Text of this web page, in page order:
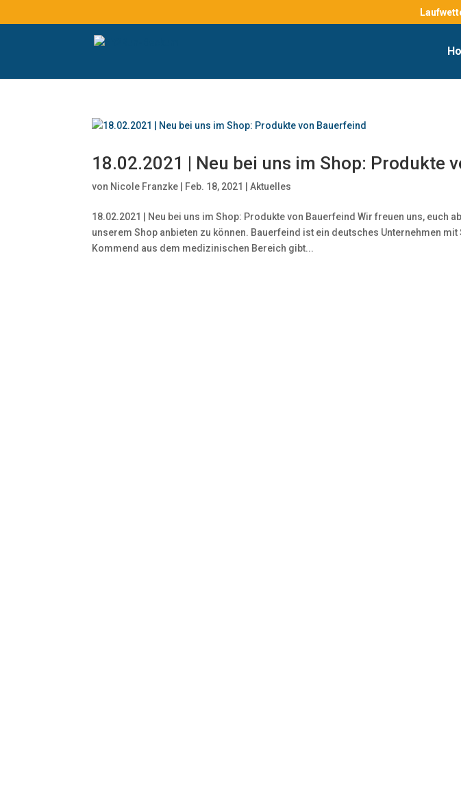
18.02.2021 | Neu bei uns im Shop: Produkte
von Nicole Franzke Feb. 18, 2021 |Aktuelles
18.02.2021 | Neu bei uns im Shop: Produkte von Bauerfeind Wir freuen uns, euch
unserem Shop anbieten zu können. Bauerfeind ist ein deutsches Unternehmen
Kommend aus dem medizinischen Bereich gibt...